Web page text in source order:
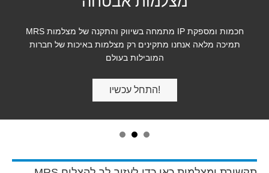
MRS מתמחה בשיווק והתקנה של מצלמות IP חכמות ומספקת
תמיכה מלאה אנחנו מתקינים רק מצלמות באיכות של חברות
המובילות בעולם
התחל עכשיו!